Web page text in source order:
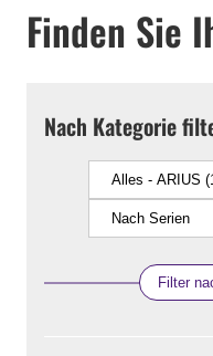
Finden Sie
Nach Kategorie
Filter